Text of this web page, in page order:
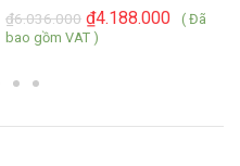
6.036.000
₫ 4.188.000
₫
( Đã
bao gồm VAT )